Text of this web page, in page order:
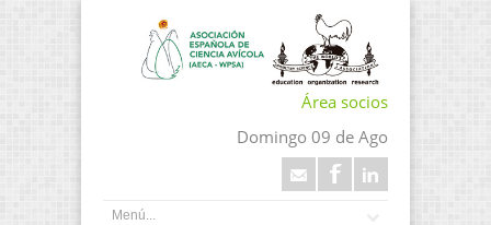
Área socios
Domingo 09 de Ago